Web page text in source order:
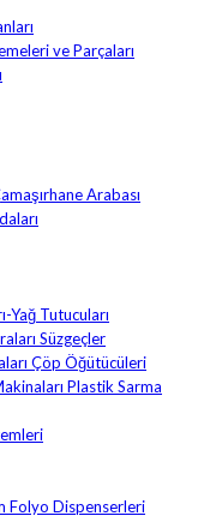
ve Parçaları
Arabası
Yağ Tutucuları
Süzgeçler
Çöp Öğütücüleri
Plastik Sarma
Folyo Dispenserleri